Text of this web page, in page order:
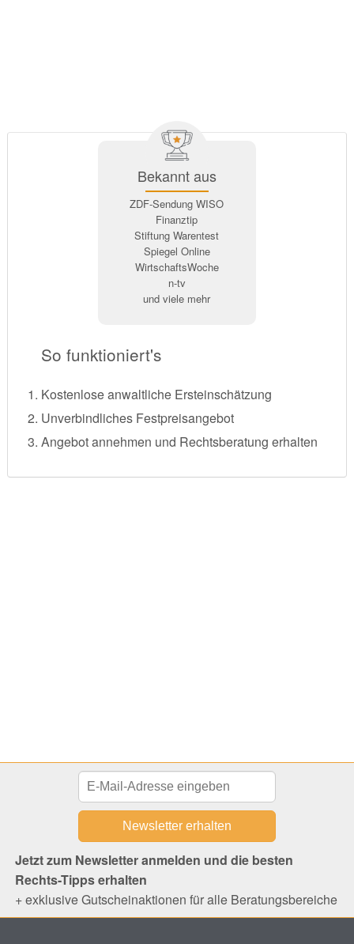
Bekannt aus
ZDF-Sendung WISO
Finanztip
Stiftung Warentest
Spiegel Online
WirtschaftsWoche
n-tv
und viele mehr
So funktioniert's
Kostenlose anwaltliche Ersteinschätzung
Unverbindliches Festpreisangebot
Angebot annehmen und Rechtsberatung erhalten
Jetzt zum Newsletter anmelden und die besten
Rechts-Tipps erhalten
+ exklusive Gutscheinaktionen für alle Beratungsbereiche